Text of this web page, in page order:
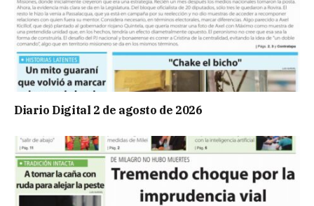
Diario Digital 2 de agosto de 2026